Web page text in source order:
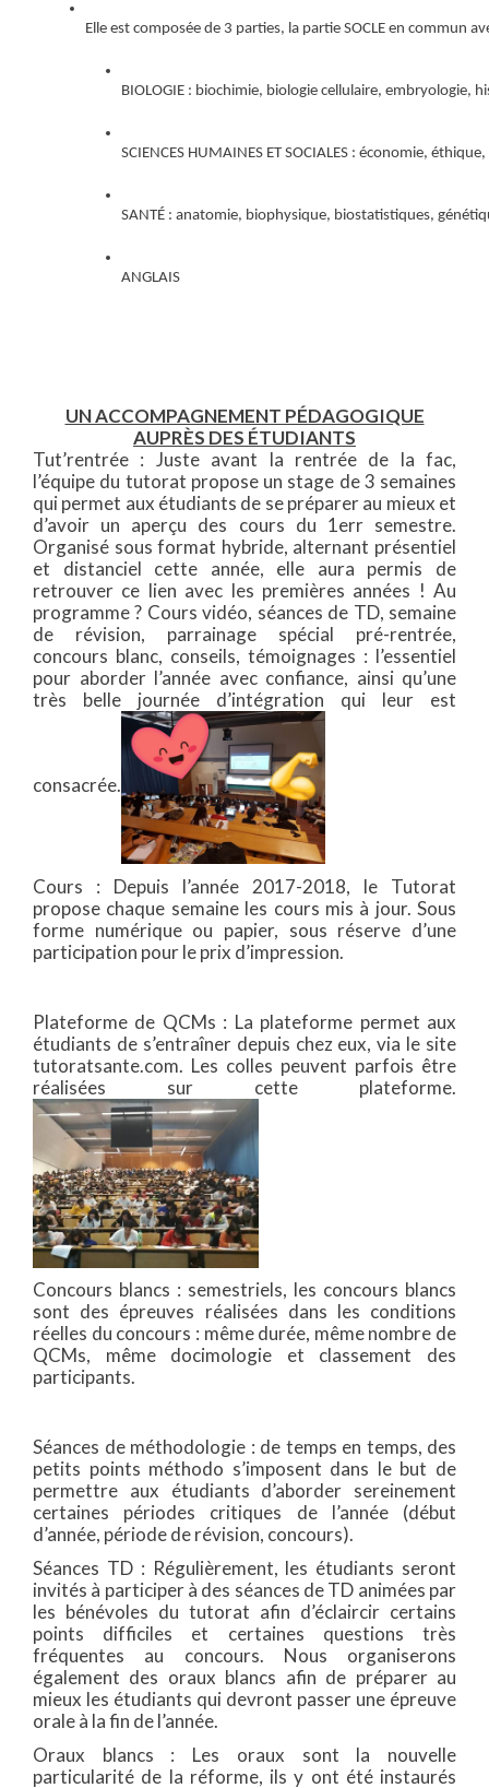
Elle est composée de 3 parties, la partie SOCLE en commun
BIOLOGIE : biochimie, biologie cellulaire, embryologie,
SCIENCES HUMAINES ET SOCIALES : économie,
SANTÉ : anatomie, biophysique, biostatistiques,
ANGLAIS
UN ACCOMPAGNEMENT PÉDAGOGIQUE
AUPRÈS DES ÉTUDIANTS
Tut’rentrée : Juste avant la rentrée de la fac,
l’équipe du tutorat propose un stage de 3 semaines
qui permet aux étudiants de se préparer au mieux et
d’avoir un aperçu des cours du 1err semestre.
Organisé sous format hybride, alternant présentiel
et distanciel cette année, elle aura permis de
retrouver ce lien avec les premières années ! Au
programme ? Cours vidéo, séances de TD, semaine
de révision, parrainage spécial pré-rentrée,
concours blanc, conseils, témoignages : l’essentiel
pour aborder l’année avec confiance, ainsi qu’une
très belle journée d’intégration qui leur est
consacrée.
Cours : Depuis l’année 2017-2018, le Tutorat
propose chaque semaine les cours mis à jour. Sous
forme numérique ou papier, sous réserve d’une
participation pour le prix d’impression.
Plateforme de QCMs : La plateforme permet aux
étudiants de s’entraîner depuis chez eux, via le site
tutoratsante.com. Les colles peuvent parfois être
réalisées sur cette plateforme.
Concours blancs : semestriels, les concours blancs
sont des épreuves réalisées dans les conditions
réelles du concours : même durée, même nombre de
QCMs, même docimologie et classement des
participants.
Séances de méthodologie : de temps en temps, des
petits points méthodo s’imposent dans le but de
permettre aux étudiants d’aborder sereinement
certaines périodes critiques de l’année (début
d’année, période de révision, concours).
Séances TD : Régulièrement, les étudiants seront
invités à participer à des séances de TD animées par
les bénévoles du tutorat afin d’éclaircir certains
points difficiles et certaines questions très
fréquentes au concours. Nous organiserons
également des oraux blancs afin de préparer au
mieux les étudiants qui devront passer une épreuve
orale à la fin de l’année.
Oraux blancs : Les oraux sont la nouvelle
particularité de la réforme, ils y ont été instaurés